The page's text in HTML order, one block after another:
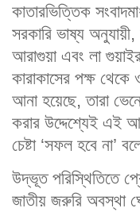
কাতারভিত্তিক
সরকারি ভাষ্য অনুযায়ী,
আরাগুয়া এবং লা
কারাকাসের পক্ষ
আনা হয়েছে, তারা
করার উদ্দেশ্যেই এই
চেষ্টা ‘সফল হবে না’
উদ্ভূত পরিস্থিতিতে
জাতীয় জরুরি অবস্থা